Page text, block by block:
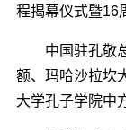
程揭幕仪式暨16
中国驻孔敬总
额、玛哈沙拉坎
大学孔子学院中